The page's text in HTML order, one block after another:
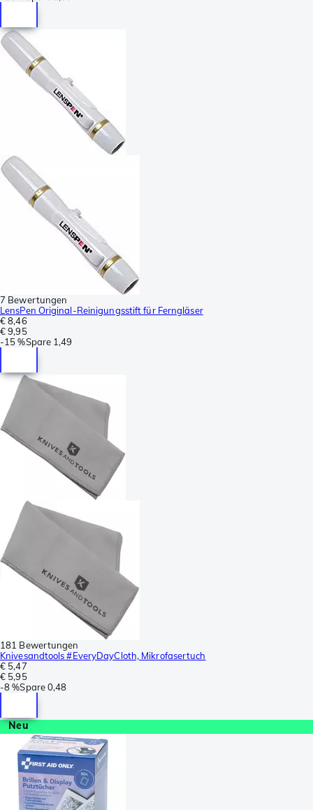
7 Bewertungen
LensPen Original-Reinigungsstift für Ferngläser
€ 8,46
€ 9,95
-15 %Spare 1,49
181 Bewertungen
Knivesandtools #EveryDayCloth, Mikrofasertuch
€ 5,47
€ 5,95
-8 %Spare0,48
Neu